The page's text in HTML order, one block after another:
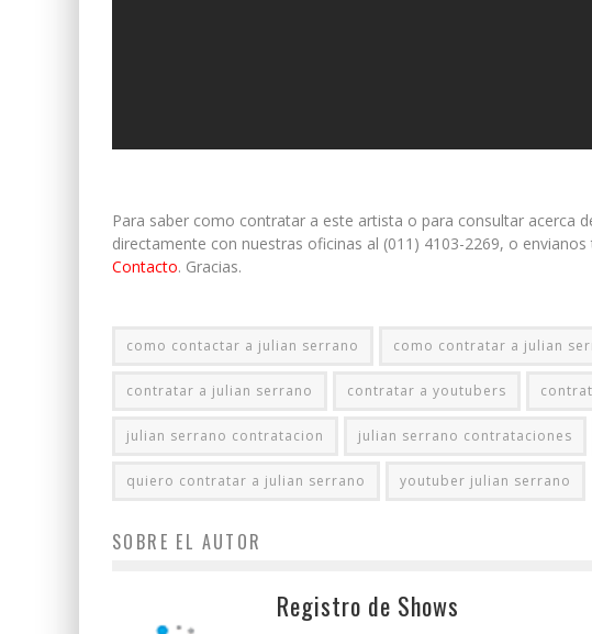
Para saber como contratar a este artista o para consultar acerca
directamente con nuestras oficinas al (011) 4103-2269, o
Contacto. Gracias.
como contactar a julian serrano como contratar a julian
contratar a julian serrano contratar a youtubers
julian serrano contratacion julian serrano contrataciones
quiero contratar a julian serrano youtuber julian serrano
SOBRE EL AUTOR
Registro de Shows